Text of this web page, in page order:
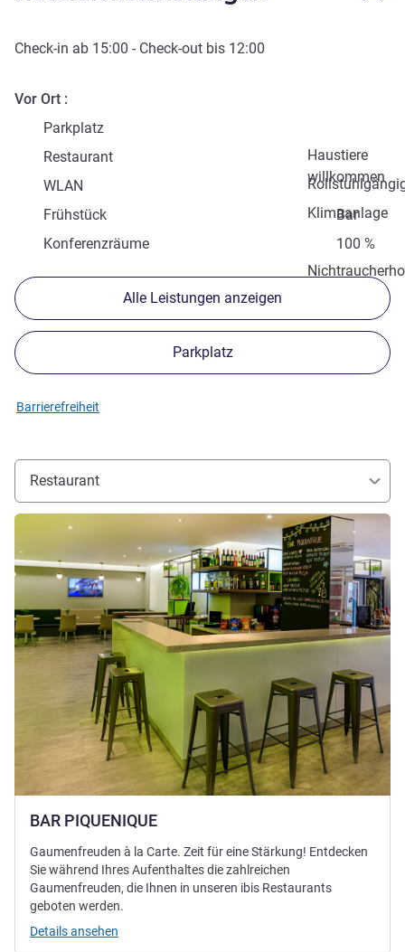
Check-in ab 15:00 - Check-out bis 12:00
Vor Ort
Parkplatz
Haustiere
willkommen
Restaurant
WLAN
Klimaanlage
Frühstück
Bar
Konferenzräume
100 %
Alle Leistungen anzeigen
Parkplatz
Barrierefreiheit
Restaurant
BAR PIQUENIQUE
Details ansehen
Gaumenfreuden à la Carte. Zeit für eine Stärkung! Entdecken
Sie während Ihres Aufenthaltes die zahlreichen
Gaumenfreuden, die Ihnen in unseren ibis Restaurants
geboten werden.
Details ansehen